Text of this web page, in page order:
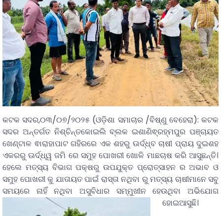
କଟକ ସଦର,୦୩/୦୭/୨୦୨୫ (ଓଡ଼ିଶା ସମାଚାର /ବିଷ୍ଣୁ ବେହେରା): କଟକ
ସଦର ଅନ୍ତର୍ଗତ ନିଶ୍ଚିନ୍ତକୋଇଲି ବ୍ଲକ ଇଶାଣିଵ୍ରହ୍ମପୁର ପଞ୍ଚାୟତ
ଖେଣ୍ଟାଳ ଵାରାହାପାଟ ଗହିରରେ ଏକ ଶହରୁ ଊର୍ଦ୍ଧ୍ବ ଚାଷୀ ପ୍ରାୟ ଦୁଇଶହ
ଏକରରୁ ଊର୍ଦ୍ଧ୍ୱ ଜମି ରେ ସମୁହ ପୋଖରୀ ଖୋଳି ମାଛଚାଷ କରି ଆସୁଛନ୍ତି।
ହେଲେ ମତ୍ସ୍ୟ ବିଭାଗ ପକ୍ଷରୁ ଉପଯୁକ୍ତ ପ୍ରୋତ୍ସାହନ ର ଅଭାବ ଓ‌
ସମୁହ ପୋଖରୀ କୁ ଯାତାୟତ ପାଇଁ ରାସ୍ତା ନଥିବା ରୁ ମତ୍ସ୍ୟ ଚାଷୀମାନେ ସବୁ
ସମୟରେ ନାହିଁ ନଥିବା ଅସୁବିଧାର ସମ୍ମୁଖୀନ ହେଉଥିବା ଅଭିଯୋଗ
ହୋଇଆସୁଛି।